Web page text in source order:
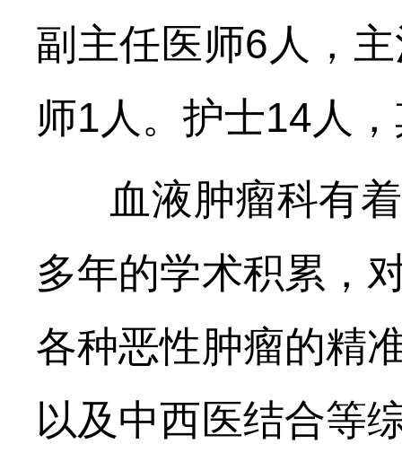
副主任医师6人，
师1人。护士14人
血液肿瘤科有着
多年的学术积累，
各种恶性肿瘤的精
以及中西医结合等